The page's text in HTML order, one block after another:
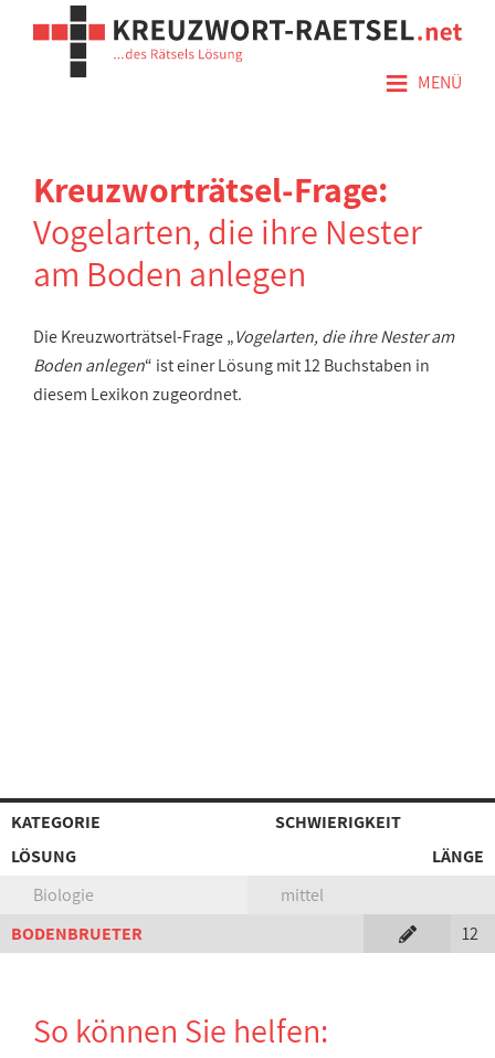
≡ MENÜ
Kreuzworträtsel-Frage:
Vogelarten, die ihre Nester
am Boden anlegen
Die Kreuzworträtsel-Frage „Vogelarten, die ihre Nester am
Boden anlegen“ ist einer Lösung mit 12 Buchstaben in
diesem Lexikon zugeordnet.
KATEGORIE
SCHWIERIGKEIT
LÖSUNG
LÄNGE
Biologie
mittel
BODENBRUETER
12
So können Sie helfen: